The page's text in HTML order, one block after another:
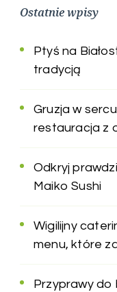
Ostatnie wpisy
Ptyś na
tradycją
Gruzja w
restauracja z
Odkryj
Maiko Sushi
Wigilijny
menu, które
Przyprawy